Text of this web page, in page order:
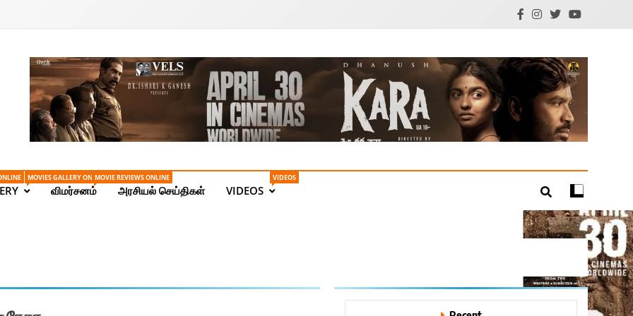
News | Health | Tamil Cinema | Technology
MOVIES GALLERY ONLINE
விமர்சனம்
MOVIE REVIEWS ONLINE
அரசியல் செய்திகள் VIDEOS
VIDEOS